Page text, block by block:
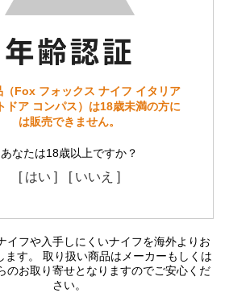
（Fox フォックス ナイフ イタリア
ドア コンパス）は18歳未満の方に
は販売できません。
あなたは18歳以上ですか？
[ はい ] [ いいえ ]
イフや入手しにくいナイフを海外よりお
ます。 取り扱い商品はメーカーもしくは
のお取り寄せとなりますのでご安心くだ
さい。